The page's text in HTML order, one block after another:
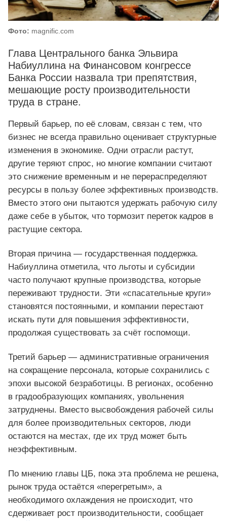
Фото: magnific.com
Глава Центрального банка Эльвира
Набиуллина на Финансовом конгрессе
Банка России назвала три препятствия,
мешающие росту производительности
труда в стране.
Первый барьер, по её словам, связан с тем, что
бизнес не всегда правильно оценивает структурные
изменения в экономике. Одни отрасли растут,
другие теряют спрос, но многие компании считают
это снижение временным и не перераспределяют
ресурсы в пользу более эффективных производств.
Вместо этого они пытаются удержать рабочую силу
даже себе в убыток, что тормозит переток кадров в
растущие сектора.
Вторая причина — государственная поддержка.
Набиуллина отметила, что льготы и субсидии
часто получают крупные производства, которые
переживают трудности. Эти «спасательные круги»
становятся постоянными, и компании перестают
искать пути для повышения эффективности,
продолжая существовать за счёт госпомощи.
Третий барьер — административные ограничения
на сокращение персонала, которые сохранились с
эпохи высокой безработицы. В регионах, особенно
в градообразующих компаниях, увольнения
затруднены. Вместо высвобождения рабочей силы
для более производительных секторов, люди
остаются на местах, где их труд может быть
неэффективным.
По мнению главы ЦБ, пока эта проблема не решена,
рынок труда остаётся «перегретым», а
необходимого охлаждения не происходит, что
сдерживает рост производительности, сообщает